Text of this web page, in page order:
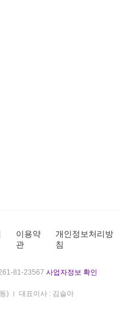
이용약
관
개인정보처리방
침
81-23567 사업자정보 확인
)
대표이사 : 김슬아